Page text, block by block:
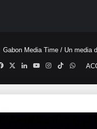
Gabon Media Time / Un media
Facebook
X LinkedinYouTubeInstagram
TikTok